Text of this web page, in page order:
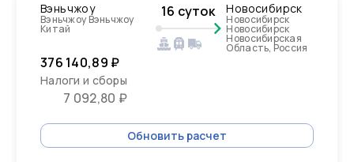
Вэньчжоу
Вэньчжоу Вэньчжоу
Китай
16 суток Новосибирск
Новосибирск
Новосибирск
Новосибирская
Область, Россия
376 140,89 ₽
Налоги и сборы
7 092,80 ₽
Обновить расчет